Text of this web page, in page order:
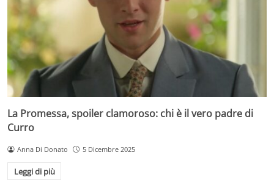
La Promessa, spoiler clamoroso: chi è il vero padre di
Curro
Anna Di Donato 5 Dicembre 2025
Leggi di più